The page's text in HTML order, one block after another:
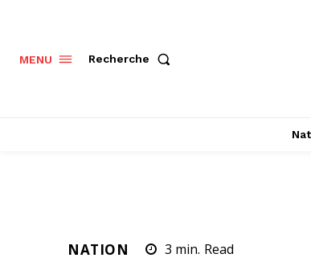
MENU Recherche
NATION 3 min. Read